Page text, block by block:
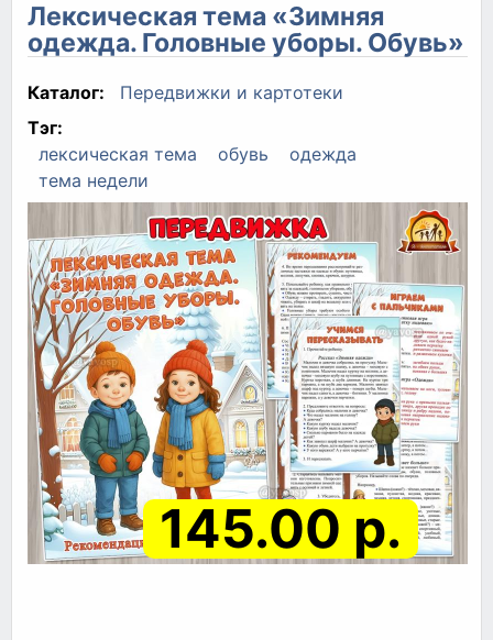
Лексическая тема «Зимняя
одежда. Головные уборы. Обувь»
Каталог:
Передвижки и картотеки
Тэг:
лексическая тема
обувь
одежда
тема недели
145.00 р.